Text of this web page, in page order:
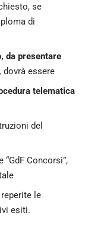
se
di
da presentare
dovrà essere
telematica
del
Concorsi”,
le
esiti.